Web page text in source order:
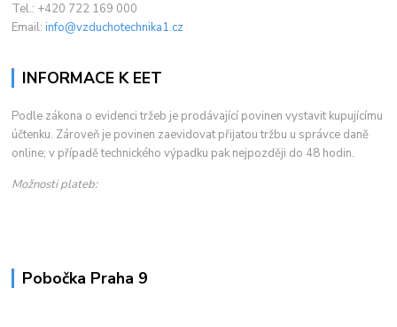
Tel.: +420 722 169 000
Email:info@vzduchotechnika1.cz
INFORMACE K EET
Podle zákona o evidenci tržeb je prodávající povinen vystavit kupujícímu
účtenku. Zároveň je povinen zaevidovat přijatou tržbu u správce daně
online; v případě technického výpadku pak nejpozději do 48 hodin.
Možnosti plateb:
Pobočka Praha 9